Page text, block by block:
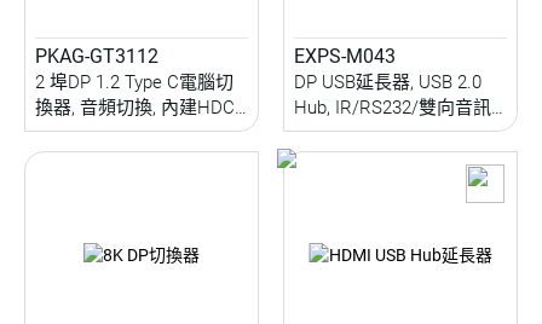
PKAG-GT3112
2 埠DP 1.2 Type C電腦切
換器, 音頻切換, 內建HDCP
Key, 10Gbps USB 3.2周邊
分享, EDID Copy
EXPS-M043
DP USB延長器, USB 2.0
Hub, IR/RS232/雙向音訊
延伸, 150M